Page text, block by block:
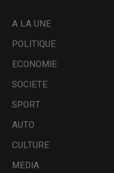
A LA UNE
POLITIQUE
ECONOMIE
SOCIETE
SPORT
AUTO
CULTURE
MEDIA